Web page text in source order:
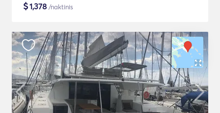
$1,378 /naktinis